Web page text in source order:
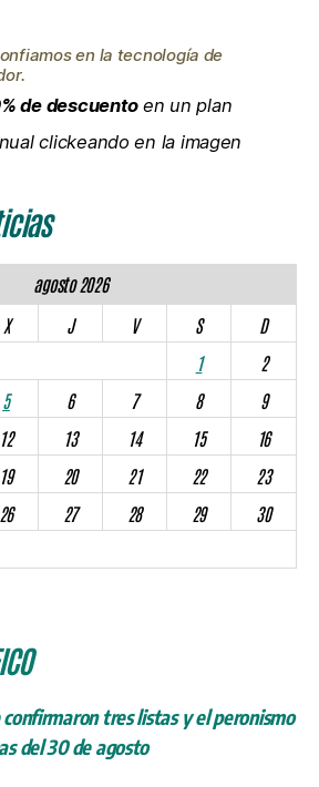
en la tecnología de
de descuentoen un plan
clickeando en la imagen
agosto 2026
X J V S
D
1
2
5 6 7 8
9
12 13 14 15
16
19 20 21 22
23
26 27 28 29
30
confirmaron tres listas y el peronismo
del 30 de agosto